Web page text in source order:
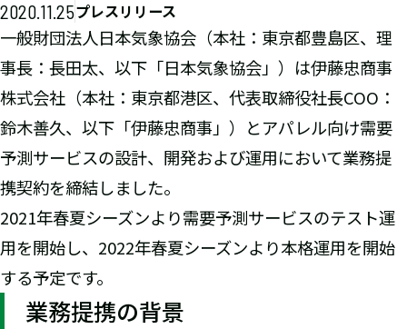
2020.11.25プレスリリース
一般財団法人日本気象協会（本社：東京都豊島区、理
事長：長田太、以下「日本気象協会」）は伊藤忠商事
株式会社（本社：東京都港区、代表取締役社長COO：
鈴木善久、以下「伊藤忠商事」）とアパレル向け需要
予測サービスの設計、開発および運用において業務提
携契約を締結しました。
2021年春夏シーズンより需要予測サービスのテスト運
用を開始し、2022年春夏シーズンより本格運用を開始
する予定です。
業務提携の背景